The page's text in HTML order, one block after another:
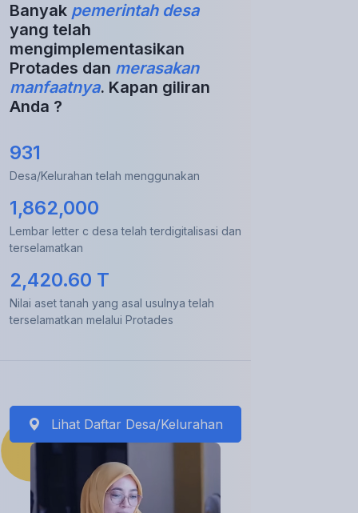
Banyak pemerintah desa
yang telah
mengimplementasikan
Protades dan merasakan
manfaatnya. Kapan giliran
Anda ?
931
Desa/Kelurahan telah menggunakan
1,862,000
Lembar letter c desa telah terdigitalisasi dan
terselamatkan
2,420.60 T
Nilai aset tanah yang asal usulnya telah
terselamatkan melalui Protades
Lihat Daftar Desa/Kelurahan